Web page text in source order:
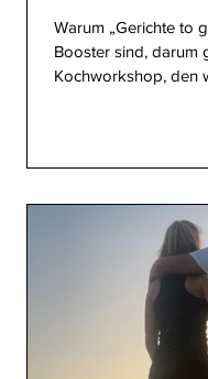
Warum „Gerichte to
Booster sind, darum
Kochworkshop, den